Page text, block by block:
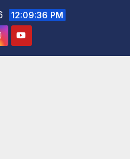
12:09:38 PM